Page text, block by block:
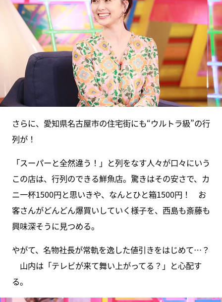
さらに、愛知県名古屋市の住宅街にも“ウルトラ級”の行
列が！
「スーパーと全然違う！」と列をなす人々が口々にいう
この店は、行列のできる鮮魚店。驚きはその安さで、カ
ニ一杯1500円と思いきや、なんとひと箱1500円！ お
客さんがどんどん爆買いしていく様子を、西島も斎藤も
興味深そうに見つめる。
やがて、名物社長が常軌を逸した値引きをはじめて…？
山内は「テレビが来て舞い上がってる？」と心配す
る。